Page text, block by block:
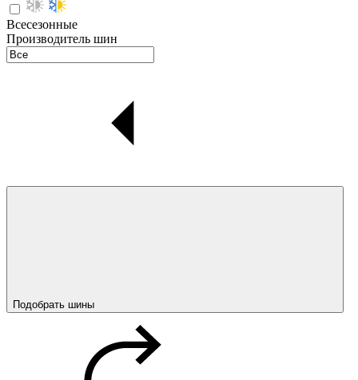
Всесезонные
Производитель шин
Подобрать шины